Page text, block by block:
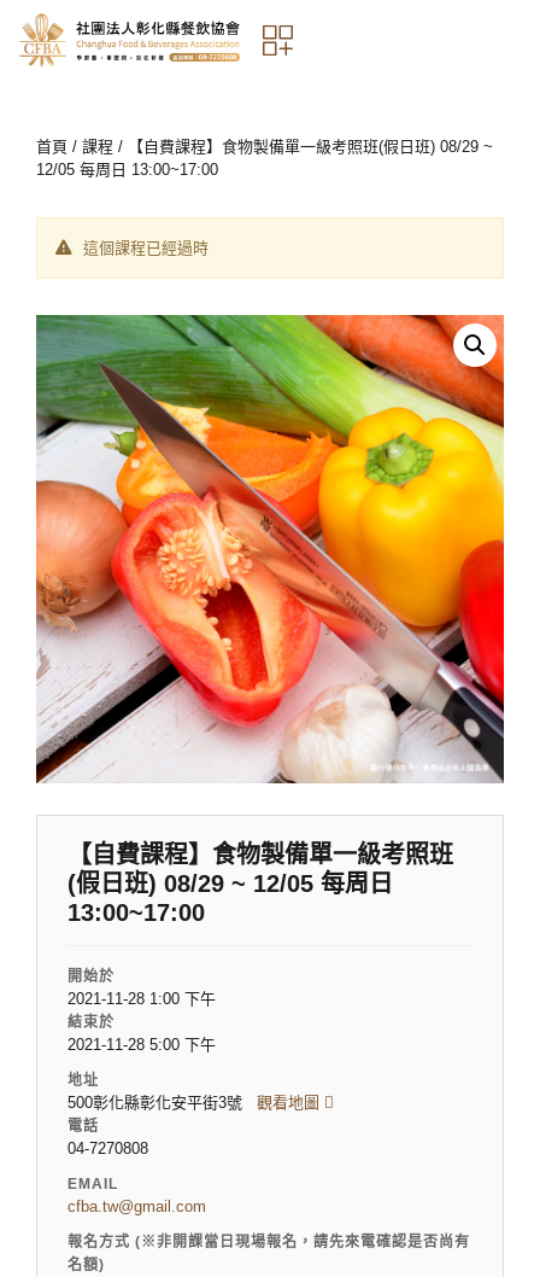
首頁 / 課程 / 【自費課程】食物製備單一級考照班(假日班) 08/29 ~
12/05 每周日 13:00~17:00
這個課程已經過時
【自費課程】食物製備單一級考照班
(假日班) 08/29 ~ 12/05 每周日
13:00~17:00
開始於
2021-11-28 1:00 下午
結束於
2021-11-28 5:00 下午
地址
500彰化縣彰化安平街3號 觀看地圖
電話
04-7270808
EMAIL
cfba.tw@gmail.com
報名方式 (※非開課當日現場報名，請先來電確認是否尚有
名額)